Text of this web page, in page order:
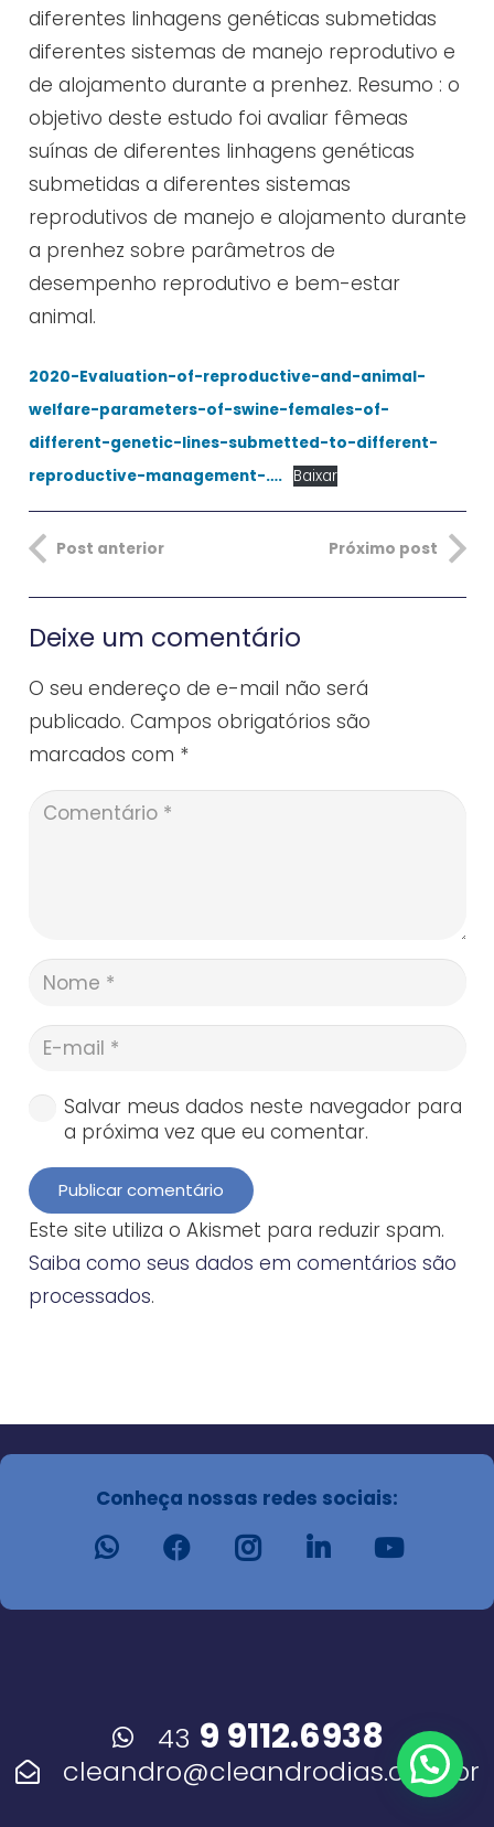
diferentes linhagens genéticas submetidas
diferentes sistemas de manejo reprodutivo e
de alojamento durante a prenhez. Resumo : o
objetivo deste estudo foi avaliar fêmeas
suínas de diferentes linhagens genéticas
submetidas a diferentes sistemas
reprodutivos de manejo e alojamento durante
a prenhez sobre parâmetros de
desempenho reprodutivo e bem-estar
animal.
2020-Evaluation-of-reproductive-and-animal-
welfare-parameters-of-swine-females-of-
different-genetic-lines-submetted-to-different-
reproductive-management-….
Baixar
Post anterior Próximo post
Deixe um comentário
O seu endereço de e-mail não será
publicado. Campos obrigatórios são
marcados com *
Salvar meus dados neste navegador para
a próxima vez que eu comentar.
Publicar comentário
Este site utiliza o Akismet para reduzir spam.
Saiba como seus dados em comentários são
processados.
Conheça nossas redes sociais:
43 9 9112.6938
cleandro@cleandrodias.com.br